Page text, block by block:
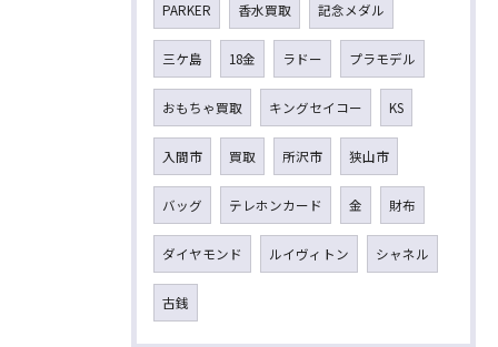
PARKER 香水買取 記念メダル
三ケ島 18金 ラドー プラモデル
おもちゃ買取 キングセイコー KS
入間市 買取 所沢市 狭山市
バッグ テレホンカード 金 財布
ダイヤモンド ルイヴィトン シャネル
古銭